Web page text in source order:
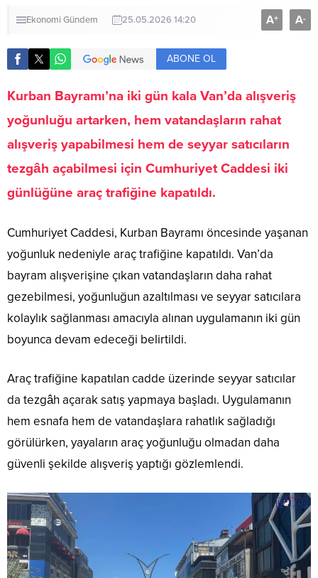
Ekonomi Gündem 25.05.2026 14:20 A+ A-
ABONE OL
Kurban Bayramı’na iki gün kala Van’da alışveriş
yoğunluğu artarken, hem vatandaşların rahat
alışveriş yapabilmesi hem de seyyar satıcıların
tezgâh açabilmesi için Cumhuriyet Caddesi iki
günlüğüne araç trafiğine kapatıldı.
Cumhuriyet Caddesi, Kurban Bayramı öncesinde yaşanan
yoğunluk nedeniyle araç trafiğine kapatıldı. Van’da
bayram alışverişine çıkan vatandaşların daha rahat
gezebilmesi, yoğunluğun azaltılması ve seyyar satıcılara
kolaylık sağlanması amacıyla alınan uygulamanın iki gün
boyunca devam edeceği belirtildi.
Araç trafiğine kapatılan cadde üzerinde seyyar satıcılar
da tezgâh açarak satış yapmaya başladı. Uygulamanın
hem esnafa hem de vatandaşlara rahatlık sağladığı
görülürken, yayaların araç yoğunluğu olmadan daha
güvenli şekilde alışveriş yaptığı gözlemlendi.